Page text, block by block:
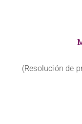
(Resolución de